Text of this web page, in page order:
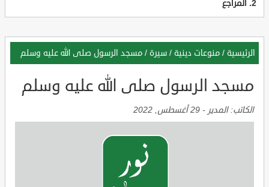
المراجع
الرئيسية / منوعات دينية / سيرة / مسجد الرسول صلى الله عليه وسلم
مسجد الرسول صلى الله عليه وسلم
الكاتب:المدير - 29 أغسطس, 2022